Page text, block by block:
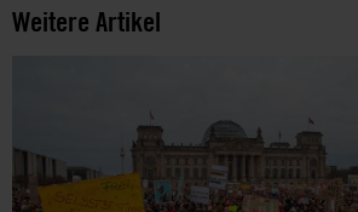
Weitere Artikel